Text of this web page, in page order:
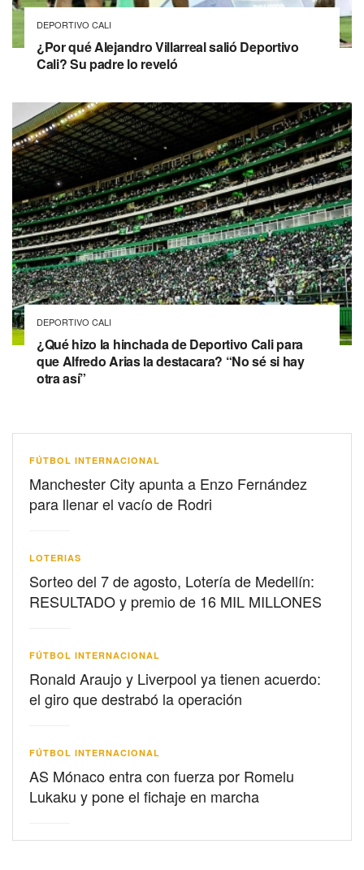
DEPORTIVO CALI
¿Por qué Alejandro Villarreal salió Deportivo
Cali? Su padre lo reveló
DEPORTIVO CALI
¿Qué hizo la hinchada de Deportivo Cali para
que Alfredo Arias la destacara? “No sé si hay
otra así”
FÚTBOL INTERNACIONAL
Manchester City apunta a Enzo Fernández
para llenar el vacío de Rodri
LOTERIAS
Sorteo del 7 de agosto, Lotería de Medellín:
RESULTADO y premio de 16 MIL MILLONES
FÚTBOL INTERNACIONAL
Ronald Araujo y Liverpool ya tienen acuerdo:
el giro que destrabó la operación
FÚTBOL INTERNACIONAL
AS Mónaco entra con fuerza por Romelu
Lukaku y pone el fichaje en marcha